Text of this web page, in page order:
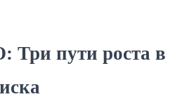
Три пути роста в